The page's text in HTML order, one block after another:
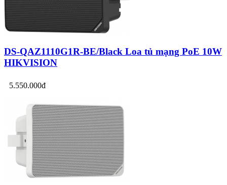
DS-QAZ1110G1R-BE/Black Loa tủ mạng PoE 10W
HIKVISION
5.550.000đ